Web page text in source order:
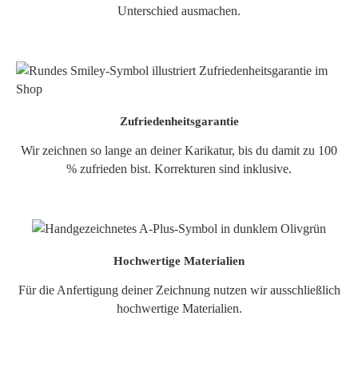
Unterschied ausmachen.
Zufriedenheitsgarantie
Wir zeichnen so lange an deiner Karikatur, bis du damit zu 100
% zufrieden bist. Korrekturen sind inklusive.
Hochwertige Materialien
Für die Anfertigung deiner Zeichnung nutzen wir ausschließlich
hochwertige Materialien.